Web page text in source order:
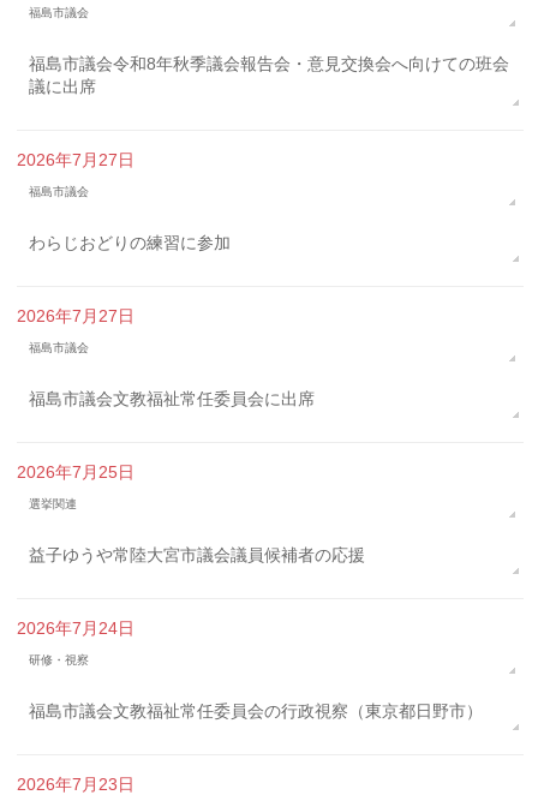
福島市議会
福島市議会令和8年秋季議会報告会・意見交換会へ向けての班会
議に出席
2026年7月27日
福島市議会
わらじおどりの練習に参加
2026年7月27日
福島市議会
福島市議会文教福祉常任委員会に出席
2026年7月25日
選挙関連
益子ゆうや常陸大宮市議会議員候補者の応援
2026年7月24日
研修・視察
福島市議会文教福祉常任委員会の行政視察（東京都日野市）
2026年7月23日